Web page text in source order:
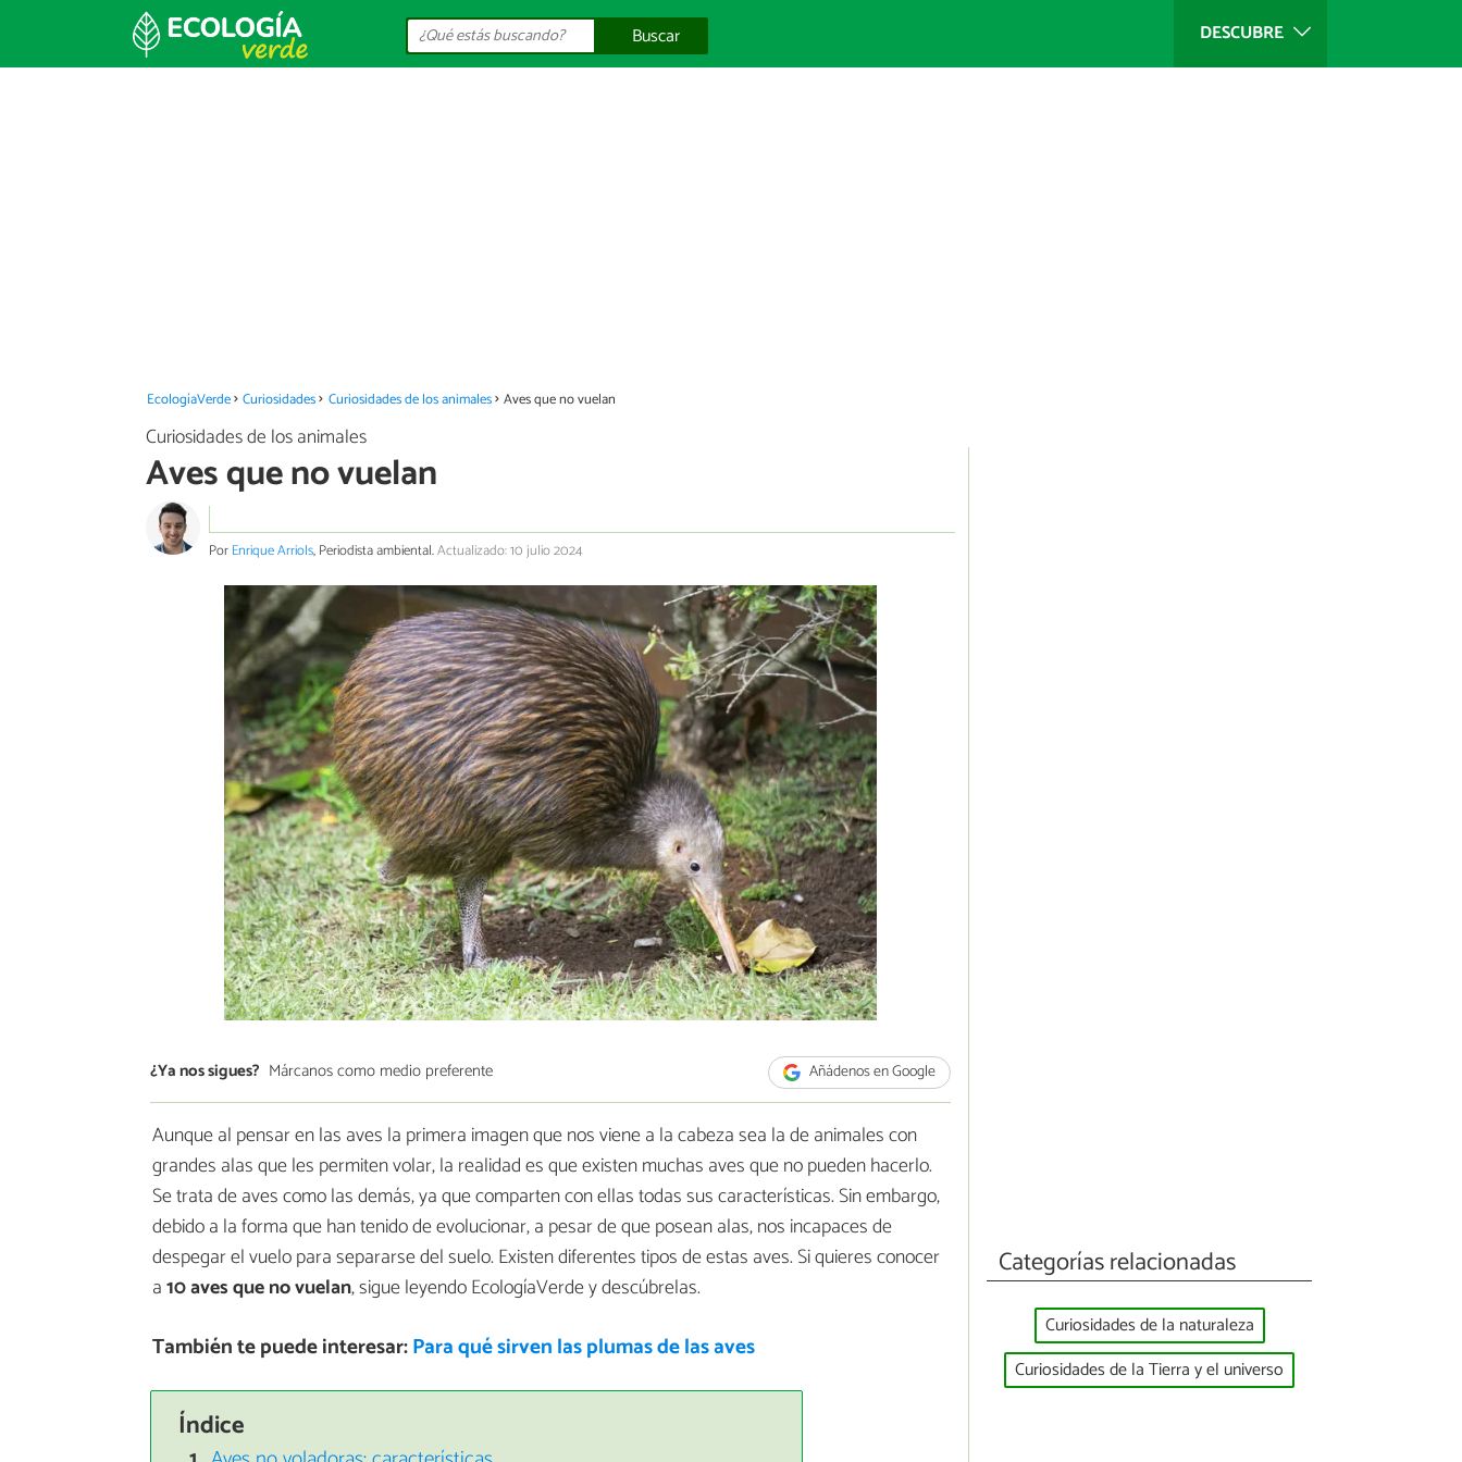
DESCUBRE
Buscar
EcologíaVerde Curiosidades Curiosidades de los animales Aves que no vuelan
Curiosidades de los animales
Aves que no vuelan
PorEnrique Arriols, Periodista ambiental.Actualizado: 10 julio 2024
¿Ya nos sigues? Márcanos como medio preferente Añádenos en Google
Aunque al pensar en las aves la primera imagen que nos viene a la cabeza sea la de animales con
grandes alas que les permiten volar, la realidad es que existen muchas aves que no pueden hacerlo.
Se trata de aves como las demás, ya que comparten con ellas todas sus características. Sin embargo,
debido a la forma que han tenido de evolucionar, a pesar de que posean alas, nos incapaces de
despegar el vuelo para separarse del suelo. Existen diferentes tipos de estas aves. Si quieres conocer
a10 aves que no vuelan, sigue leyendo EcologíaVerde y descúbrelas.
También te puede interesar:Para qué sirven las plumas de las aves
Índice
Categorías relacionadas
Curiosidades de la naturaleza
Curiosidades de la Tierra y el universo